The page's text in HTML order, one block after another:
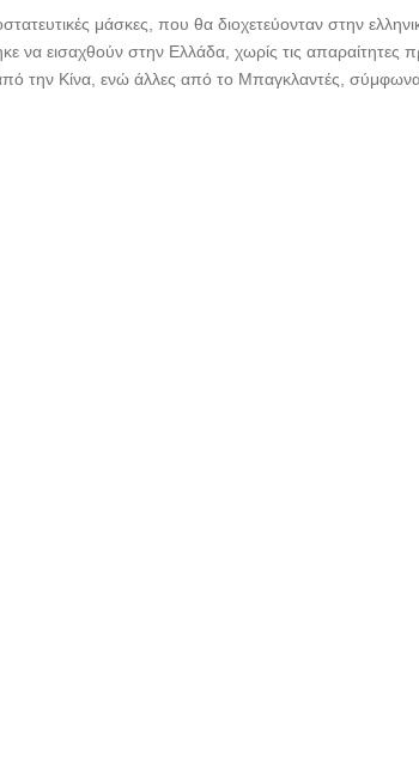
μάσκες, που θα διοχετεύονταν στην
να εισαχθούν στην Ελλάδα, χωρίς τις απαραίτητες
την Κίνα, ενώ άλλες από το Μπαγκλαντές, σύμφωνα